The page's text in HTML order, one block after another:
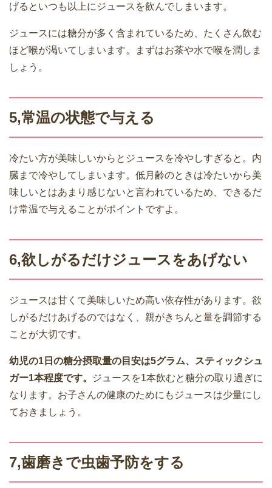
げるといつも以上にジュースを飲んでしまいます。
ジュースには糖分が多く含まれているため、たくさん飲む
ほど喉が渇いてしまいます。まずはお茶や水で喉を潤しま
しょう。
5,常温の状態で与える
冷たい方が美味しいからとジュースを冷やしすぎると。内
臓まで冷やしてしまいます。低月齢のときは冷たいから美
味しいとはあまり感じないと言われているため、できるだ
け常温で与えることがポイントですよ。
6,欲しがるだけジュースをあげない
ジュースは甘くて美味しいため高い依存性があります。欲
しがるだけあげるのではなく、親がきちんと量を調節する
ことが大切です。
幼児の1日の糖分摂取量の目安は5グラム、スティックシュ
ガー1本程度です。
ジュースを1本飲むと糖分の取り過ぎに
なります。お子さんの健康のためにもジュースは少量にし
ておきましょう。
7,歯磨きで虫歯予防をする